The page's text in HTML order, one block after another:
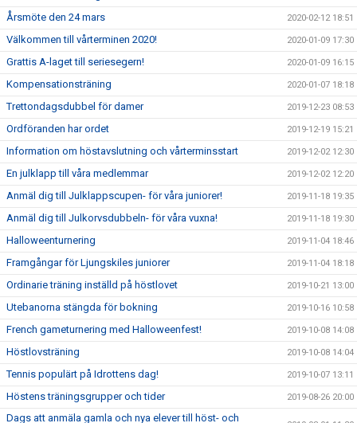
Årsmöte den 24 mars 2020-02-12 18:51
Välkommen till vårterminen 2020! 2020-01-09 17:30
Grattis A-laget till seriesegern! 2020-01-09 16:15
Kompensationsträning 2020-01-07 18:18
Trettondagsdubbel för damer 2019-12-23 08:53
Ordföranden har ordet 2019-12-19 15:21
Information om höstavslutning och vårterminsstart 2019-12-02 12:30
En julklapp till våra medlemmar 2019-12-02 12:20
Anmäl dig till Julklappscupen- för våra juniorer! 2019-11-18 19:35
Anmäl dig till Julkorvsdubbeln- för våra vuxna! 2019-11-18 19:30
Halloweenturnering 2019-11-04 18:46
Framgångar för Ljungskiles juniorer 2019-11-04 18:18
Ordinarie träning inställd på höstlovet 2019-10-21 13:00
Utebanorna stängda för bokning 2019-10-16 10:58
French gameturnering med Halloweenfest! 2019-10-08 14:08
Höstlovsträning 2019-10-08 14:04
Tennis populärt på Idrottens dag! 2019-10-07 13:11
Höstens träningsgrupper och tider 2019-08-26 20:00
Dags att anmäla gamla och nya elever till höst- och